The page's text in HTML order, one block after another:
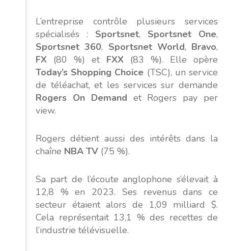
L’entreprise contrôle plusieurs services
spécialisés : Sportsnet, Sportsnet One,
Sportsnet 360, Sportsnet World, Bravo,
FX (80 %) et FXX (83 %). Elle opère
Today’s Shopping Choice (TSC), un service
de téléachat, et les services sur demande
Rogers On Demand et Rogers pay per
view.
Rogers détient aussi des intérêts dans la
chaîne NBA TV (75 %).
Sa part de l’écoute anglophone s’élevait à
12,8 % en 2023. Ses revenus dans ce
secteur étaient alors de 1,09 milliard $.
Cela représentait 13,1 % des recettes de
l’industrie télévisuelle.